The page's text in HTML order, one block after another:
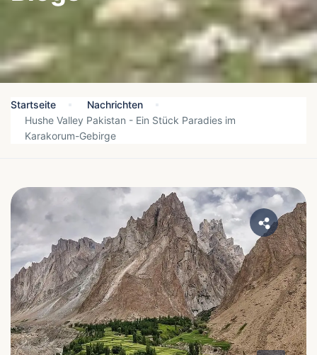
Startseite
Nachrichten
Hushe Valley Pakistan - Ein Stück Paradies im
Karakorum-Gebirge